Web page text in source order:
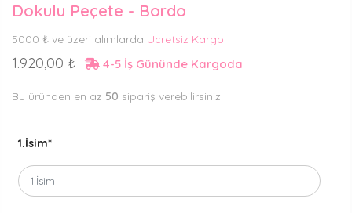
Dokulu Peçete - Bordo
5000 ₺ ve üzeri alımlarda Ücretsiz Kargo
1.920,00 ₺ 4-5 İş Gününde Kargoda
Bu üründen en az 50 sipariş verebilirsiniz.
1.İsim*